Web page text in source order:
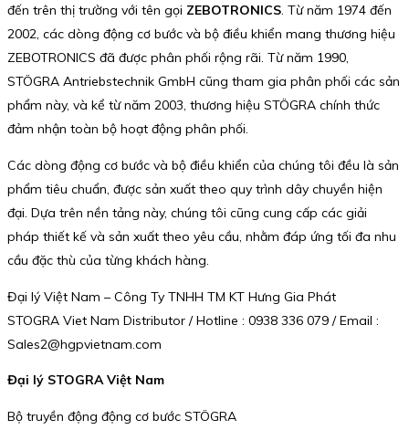
đến trên thị trường với tên gọi ZEBOTRONICS . Từ năm 1974 đến
2002, các dòng động cơ bước và bộ điều khiển mang thương hiệu
ZEBOTRONICS đã được phân phối rộng rãi. Từ năm 1990,
STÖGRA Antriebstechnik GmbH cũng tham gia phân phối các sản
phẩm này, và kể từ năm 2003, thương hiệu STÖGRA chính thức
đảm nhận toàn bộ hoạt động phân phối.
Các dòng động cơ bước và bộ điều khiển của chúng tôi đều là sản
phẩm tiêu chuẩn, được sản xuất theo quy trình dây chuyền hiện
đại. Dựa trên nền tảng này, chúng tôi cũng cung cấp các giải
pháp thiết kế và sản xuất theo yêu cầu, nhằm đáp ứng tối đa nhu
cầu đặc thù của từng khách hàng.
Đại lý Việt Nam – Công Ty TNHH TM KT Hưng Gia Phát
STOGRA Viet Nam Distributor / Hotline : 0938 336 079 / Email :
Sales2@hgpvietnam.com
Đại lý STOGRA Việt Nam
Bộ truyền động động cơ bước STÖGRA